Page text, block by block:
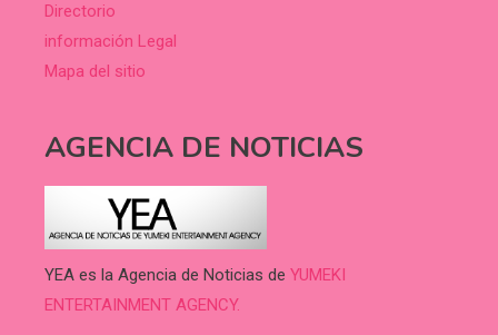
Directorio
información Legal
Mapa del sitio
AGENCIA DE NOTICIAS
YEA es la Agencia de Noticias de YUMEKI
ENTERTAINMENT AGENCY.